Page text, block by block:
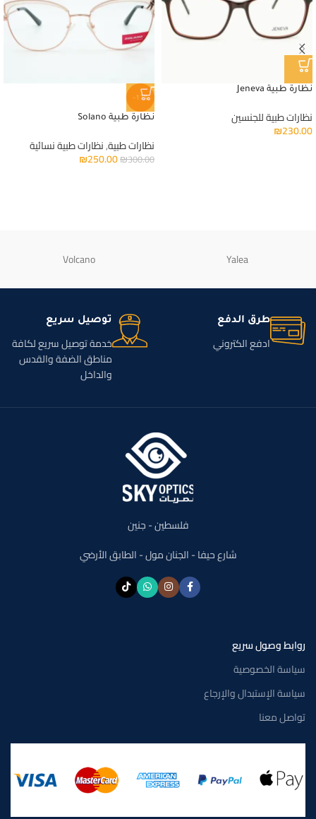
نظارة طبية Jeneva
نظارات طبية للجنسين
₪230.00
-17%
نظارة طبية Solano
نظارات طبية,نظارات طبية نسائية
₪300.00
₪250.00
Yalea
Volcano
طرق الدفع
ادفع الكتروني
توصيل سريع
خدمة توصيل سريع لكافة
مناطق الضفة والقدس
والداخل
فلسطين - جنين
شارع حيفا - الجنان مول - الطابق الأرضي
روابط وصول سريع
سياسة الخصوصية
سياسة الإستبدال والإرجاع
تواصل معنا